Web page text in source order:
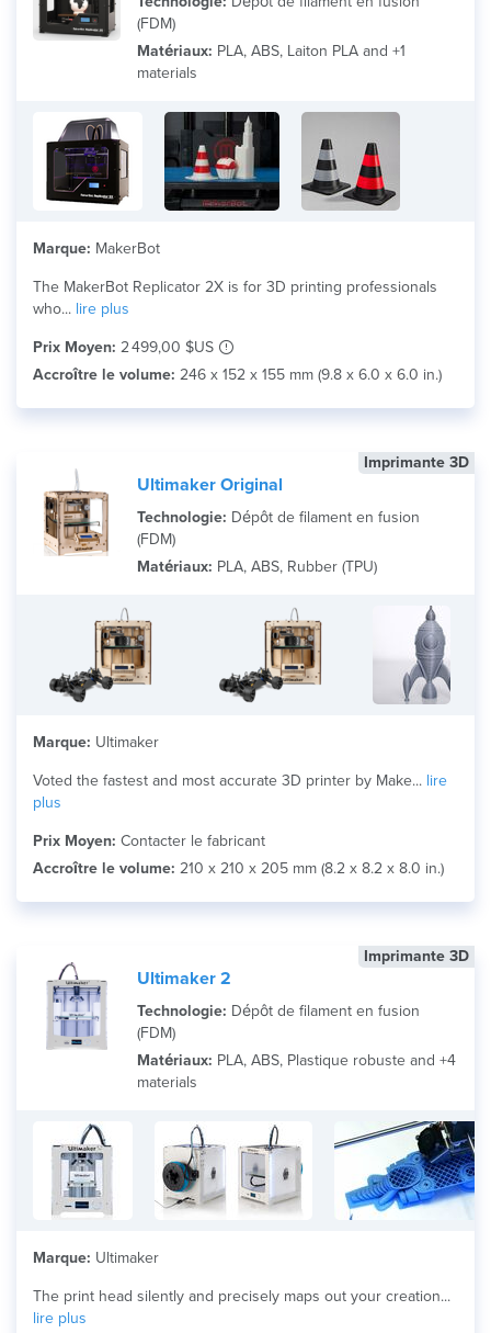
(FDM)
Matériaux: PLA, ABS, Laiton PLA and +1
materials
Marque: MakerBot
The MakerBot Replicator 2X is for 3D printing professionals
who... lire plus
Prix Moyen: 2 499,00 $US
Accroître le volume: 246 x 152 x 155 mm (9.8 x 6.0 x 6.0 in.)
Imprimante 3D
Ultimaker Original
Technologie: Dépôt de filament en fusion
(FDM)
Matériaux: PLA, ABS, Rubber (TPU)
Marque: Ultimaker
Voted the fastest and most accurate 3D printer by Make... lire
plus
Prix Moyen: Contacter le fabricant
Accroître le volume: 210 x 210 x 205 mm (8.2 x 8.2 x 8.0 in.)
Imprimante 3D
Ultimaker 2
Technologie: Dépôt de filament en fusion
(FDM)
Matériaux: PLA, ABS, Plastique robuste and +4
materials
Marque: Ultimaker
The print head silently and precisely maps out your creation...
lire plus